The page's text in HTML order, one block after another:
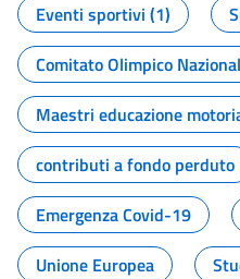
Eventi sportivi (1)
Comitato Olimpico
Maestri educazione
contributi a fondo perduto
Emergenza Covid-19
Unione Europea